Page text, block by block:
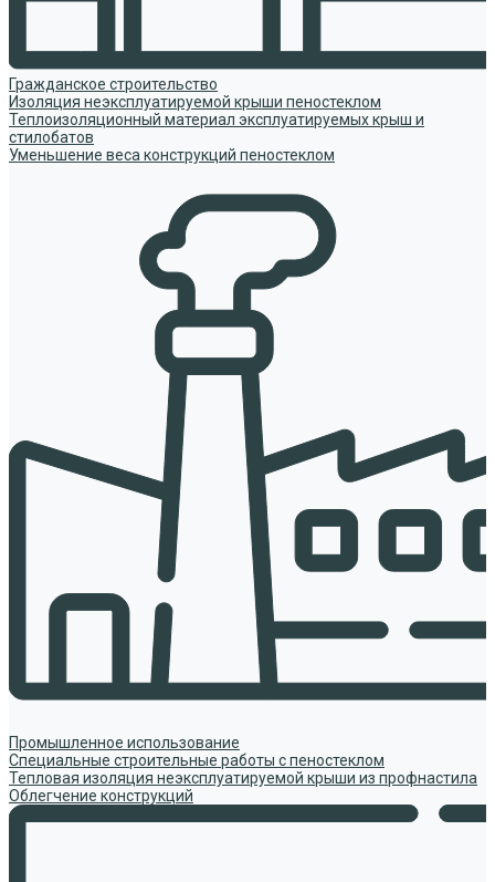
Гражданское строительство
Изоляция неэксплуатируемой крыши пеностеклом
Теплоизоляционный материал эксплуатируемых крыш и
стилобатов
Уменьшение веса конструкций пеностеклом
Промышленное использование
Специальные строительные работы с пеностеклом
Тепловая изоляция неэксплуатируемой крыши из профнастила
Облегчение конструкций